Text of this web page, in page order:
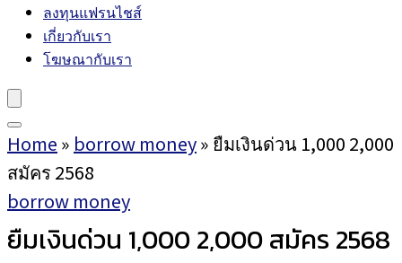
ลงทุนแฟรนไชส์
เกี่ยวกับเรา
โฆษณากับเรา
Home » borrow money» ยืมเงินด่วน 1,000 2,000
สมัคร 2568
borrow money
ยืมเงินด่วน 1,000 2,000 สมัคร 2568